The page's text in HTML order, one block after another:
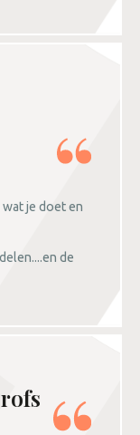
je doet en
de